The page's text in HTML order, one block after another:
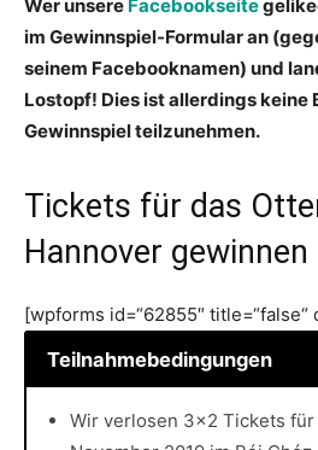
Wer unsere Facebookseite
im Gewinnspiel-Formular an
seinem Facebooknamen) und
Lostopf! Dies ist allerdings keine
Gewinnspiel teilzunehmen.
Tickets für das
Hannover gewinnen
[wpforms id=“62855″ title=“false“
Teilnahmebedingungen
Wir verlosen 3×2 Tickets